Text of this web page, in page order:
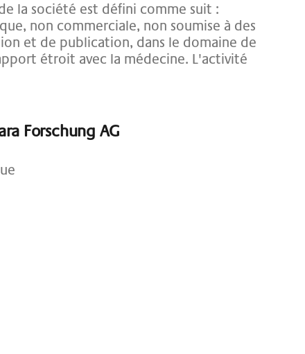
la société est défini comme suit :
non commerciale, non soumise à des
et de publication, dans le domaine de
étroit avec la médecine. L'activité
Forschung AG